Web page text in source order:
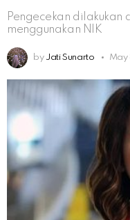
Pengecekan dilakukan
menggunakan NIK
by Jati Sunarto May